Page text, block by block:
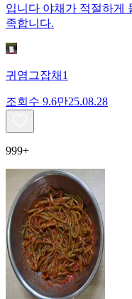
입니다 야채가 적절하게
족합니다.
귀염그잡채1
조회수 9.6만25.08.28
999+